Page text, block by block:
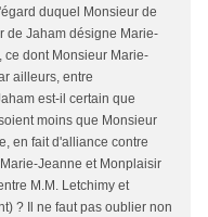
duquel Monsieur de
de Jaham désigne Marie-
dont Monsieur Marie-
ailleurs, entre
est-il certain que
moins que Monsieur
en fait d'alliance contre
Jeanne et Monplaisir
M.M. Letchimy et
? Il ne faut pas oublier non